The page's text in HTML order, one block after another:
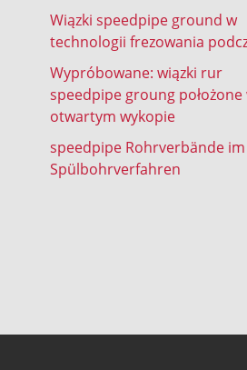
Wiązki speedpipe ground w
technologii frezowania
Wypróbowane: wiązki rur
speedpipe groung położone
otwartym wykopie
speedpipe Rohrverbände im
Spülbohrverfahren